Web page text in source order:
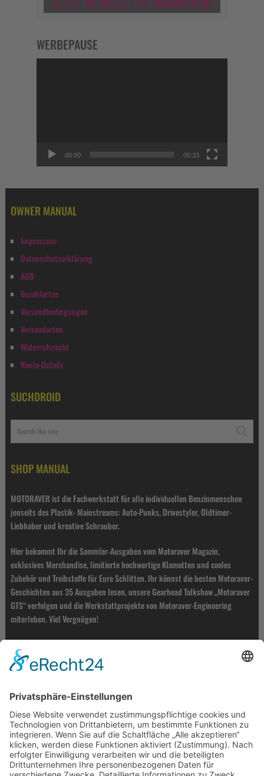
WERBEPAUSE
00:00 00:33
OWNER MANUAL
Impressum
Datenschutzerklärung
AGB
Bezahlarten
Versandbedingungen
Versandarten
Widerrufsrecht
Konto-Details
SUCHDROID
SHOP MANUAL
MOTORAVER ist die Fachwerkstatt für alle individuellen Benzinmenschen
jenseits des Plastik- Mainstreams: Auto-Punks, Drivestyler, Oldtimer-
Liebhaber und kreative Schrauber.
Hier bekommt Ihr die Sammler-Ausgaben vom Motoraver Magazin,
exklusives Merchandise, limitierte hochwertige Klamotten und cooles
Zubehör und Treibstoffe für Eure Schlitten. Ihr könnst die besten Motoraver-
Geschichten aus 35 Ausgaben lesen, unsere Gearhead Talkshow „Motoraver
GTS“ verfolgen und die Werkstattprojekte von Motoraver-Engineering
miterleben. Viel Vergnügen!
ZÜNDKONTAKT
MOTORAVER VERLAG
21635 Königreich / Germany
Email: helge@motoraver.de